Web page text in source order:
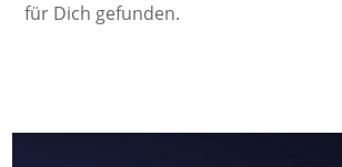
für Dich gefunden.